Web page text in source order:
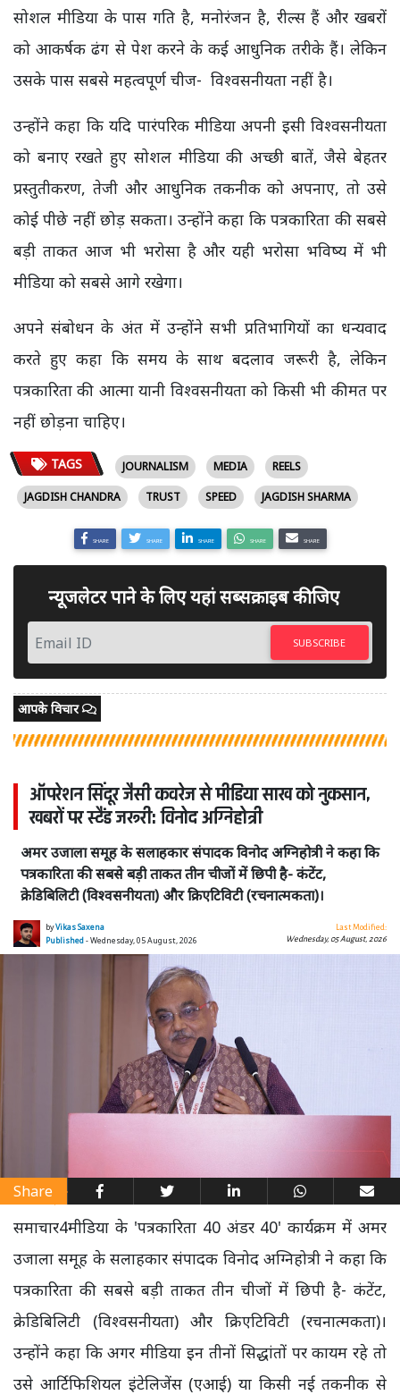
सोशल मीडिया के पास गति है, मनोरंजन है, रील्स हैं और खबरों
को आकर्षक ढंग से पेश करने के कई आधुनिक तरीके हैं। लेकिन
उसके पास सबसे महत्वपूर्ण चीज- विश्वसनीयता नहीं है।
उन्होंने कहा कि यदि पारंपरिक मीडिया अपनी इसी विश्वसनीयता
को बनाए रखते हुए सोशल मीडिया की अच्छी बातें, जैसे बेहतर
प्रस्तुतीकरण, तेजी और आधुनिक तकनीक को अपनाए, तो उसे
कोई पीछे नहीं छोड़ सकता। उन्होंने कहा कि पत्रकारिता की सबसे
बड़ी ताकत आज भी भरोसा है और यही भरोसा भविष्य में भी
मीडिया को सबसे आगे रखेगा।
अपने संबोधन के अंत में उन्होंने सभी प्रतिभागियों का धन्यवाद
करते हुए कहा कि समय के साथ बदलाव जरूरी है, लेकिन
पत्रकारिता की आत्मा यानी विश्वसनीयता को किसी भी कीमत पर
नहीं छोड़ना चाहिए।
TAGS JOURNALISM MEDIA
REELS
JAGDISH CHANDRA
TRUST SPEED JAGDISH SHARMA
SHARE SHARE SHARE SHARE SHARE
न्यूजलेटर पाने के लिए यहां सब्सक्राइब कीजिए
SUBSCRIBE
आपके विचार
ऑपरेशन सिंदूर जैसी कवरेज से मीडिया साख को नुकसान,
खबरों पर स्टैंड जरूरी: विनोद अग्निहोत्री
अमर उजाला समूह के सलाहकार संपादक विनोद अग्निहोत्री ने कहा कि
पत्रकारिता की सबसे बड़ी ताकत तीन चीजों में छिपी है- कंटेंट,
क्रेडिबिलिटी (विश्वसनीयता) और क्रिएटिविटी (रचनात्मकता)।
byVikas Saxena
Published- Wednesday, 05 August, 2026
Last Modified:
Wednesday, 05 August, 2026
Share
समाचार4मीडिया के 'पत्रकारिता 40 अंडर 40' कार्यक्रम में अमर
उजाला समूह के सलाहकार संपादक विनोद अग्निहोत्री ने कहा कि
पत्रकारिता की सबसे बड़ी ताकत तीन चीजों में छिपी है- कंटेंट,
क्रेडिबिलिटी (विश्वसनीयता) और क्रिएटिविटी (रचनात्मकता)।
उन्होंने कहा कि अगर मीडिया इन तीनों सिद्धांतों पर कायम रहे तो
उसे आर्टिफिशियल इंटेलिजेंस (एआई) या किसी नई तकनीक से